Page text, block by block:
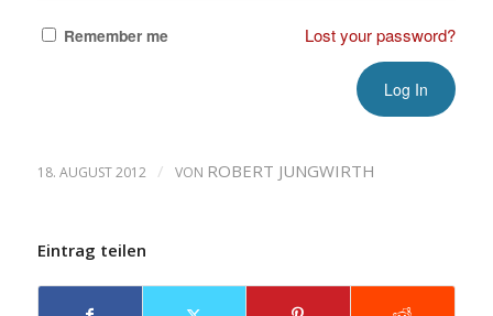
Remember me Lost your password?
18. AUGUST 2012 / VON ROBERT JUNGWIRTH
Eintrag teilen